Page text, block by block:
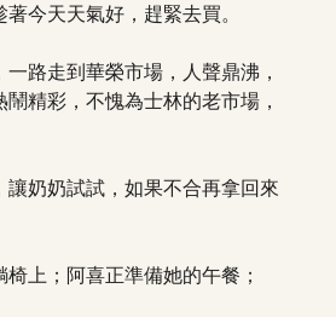
今天天氣好，趕緊去買。
路走到華榮市場，人聲鼎沸，
精彩，不愧為士林的老市場，
奶奶試試，如果不合再拿回來
上；阿喜正準備她的午餐；